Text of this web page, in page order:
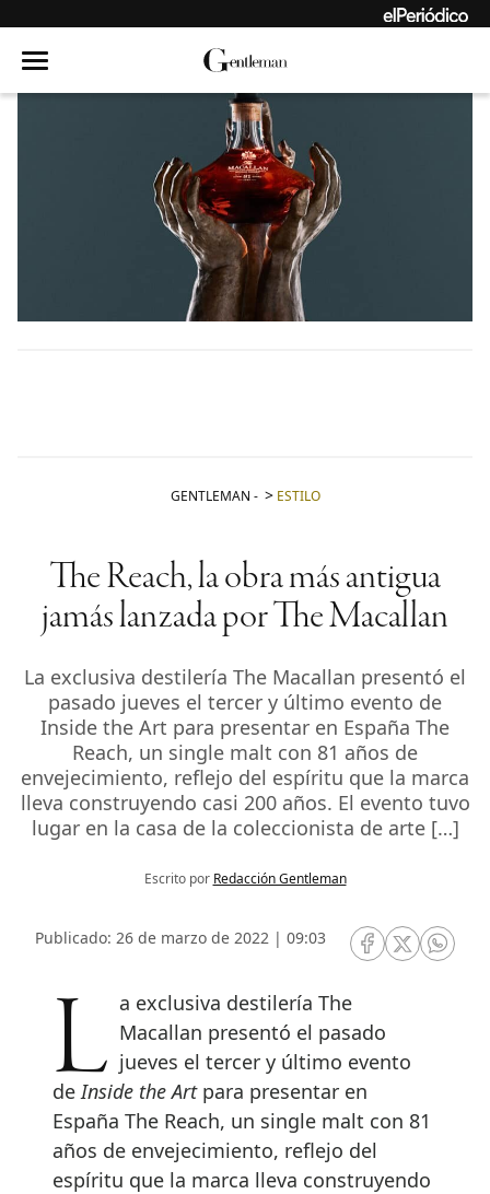
GENTLEMAN - ESTILO
The Reach, la obra más antigua
jamás lanzada por The Macallan
La exclusiva destilería The Macallan presentó el
pasado jueves el tercer y último evento de
Inside the Art para presentar en España The
Reach, un single malt con 81 años de
envejecimiento, reflejo del espíritu que la marca
lleva construyendo casi 200 años. El evento tuvo
lugar en la casa de la coleccionista de arte […]
Escrito por Redacción Gentleman
Publicado: 26 de marzo de 2022 | 09:03
RRSS Facebook
RRSSRRSS
La exclusiva destilería The Macallan presentó el pasado
jueves el tercer y último evento
deInside the Artpara presentar en
España The Reach, un single malt con 81
años de envejecimiento, reflejo del
espíritu que la marca lleva construyendo